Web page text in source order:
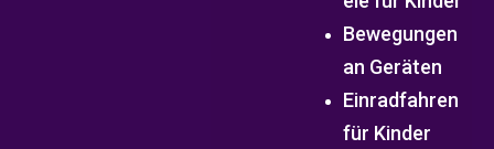
Bewegungen
an Geräten
Einradfahren
für Kinder